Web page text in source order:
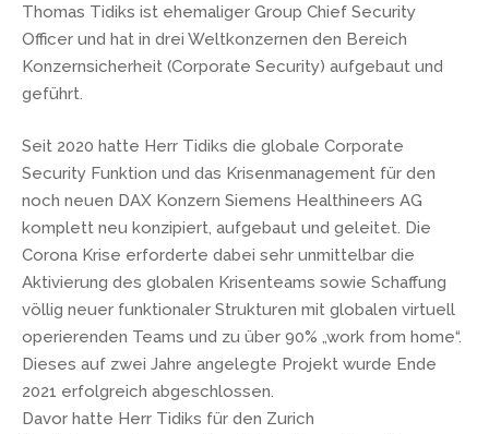
Thomas Tidiks ist ehemaliger Group Chief Security
Officer und hat in drei Weltkonzernen den Bereich
Konzernsicherheit (Corporate Security) aufgebaut und
geführt.
Seit 2020 hatte Herr Tidiks die globale Corporate
Security Funktion und das Krisenmanagement für den
noch neuen DAX Konzern Siemens Healthineers AG
komplett neu konzipiert, aufgebaut und geleitet. Die
Corona Krise erforderte dabei sehr unmittelbar die
Aktivierung des globalen Krisenteams sowie Schaffung
völlig neuer funktionaler Strukturen mit globalen virtuell
operierenden Teams und zu über 90% „work from home“.
Dieses auf zwei Jahre angelegte Projekt wurde Ende
2021 erfolgreich abgeschlossen.
Davor hatte Herr Tidiks für den Zurich